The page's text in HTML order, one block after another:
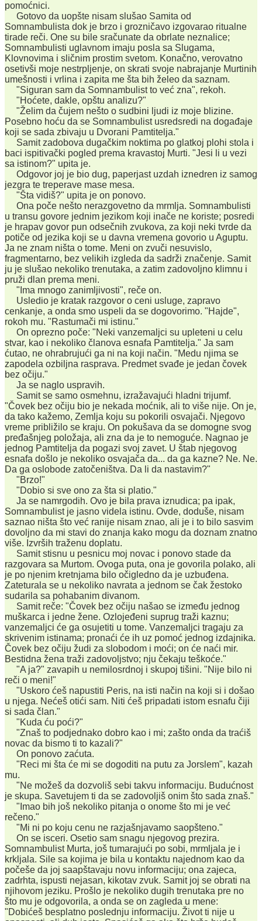
pomoćnici.
Gotovo da uopšte nisam slušao Samita od
Somnambulista dok je brzo i grozničavo izgovarao ritualne
tirade reči. One su bile sračunate da obrlate neznalice;
Somnambulisti uglavnom imaju posla sa Slugama,
Klovnovima i sličnim prostim svetom. Konačno, verovatno
osetivši moje nestrpljenje, on skrati svoje nabrajanje Murtinih
umešnosti i vrlina i zapita me šta bih želeo da saznam.
"Siguran sam da Somnambulist to već zna", rekoh.
"Hoćete, dakle, opštu analizu?"
"Želim da čujem nešto o sudbini ljudi iz moje blizine.
Posebno hoću da se Somnambulist usredsredi na događaje
koji se sada zbivaju u Dvorani Pamtitelja."
Samit zadobova dugačkim noktima po glatkoj plohi stola i
baci ispitivački pogled prema kravastoj Murti. "Jesi li u vezi
sa istinom?" upita je.
Odgovor joj je bio dug, paperjast uzdah iznedren iz samog
jezgra te treperave mase mesa.
"Šta vidiš?" upita je on ponovo.
Ona poče nešto nerazgovetno da mrmlja. Somnambulisti
u transu govore jednim jezikom koji inače ne koriste; posredi
je hrapav govor pun odsečnih zvukova, za koji neki tvrde da
potiče od jezika koji se u davna vremena govorio u Aguptu.
Ja ne znam ništa o tome. Meni on zvuči nesuvislo,
fragmentarno, bez velikih izgleda da sadrži značenje. Samit
ju je slušao nekoliko trenutaka, a zatim zadovoljno klimnu i
pruži dlan prema meni.
"Ima mnogo zanimljivosti", reče on.
Usledio je kratak razgovor o ceni usluge, zapravo
cenkanje, a onda smo uspeli da se dogovorimo. "Hajde",
rokoh mu. "Rastumači mi istinu."
On oprezno poče: "Neki vanzemaljci su upleteni u celu
stvar, kao i nekoliko članova esnafa Pamtitelja." Ja sam
ćutao, ne ohrabrujući ga ni na koji način. "Medu njima se
zapodela ozbiljna rasprava. Predmet svađe je jedan čovek
bez očiju."
Ja se naglo uspravih.
Samit se samo osmehnu, izražavajući hladni trijumf.
"Čovek bez očiju bio je nekada moćnik, ali to više nije. On je,
da tako kažemo, Zemlja koju su pokorili osvajači. Njegovo
vreme približilo se kraju. On pokušava da se domogne svog
pređašnjeg položaja, ali zna da je to nemoguće. Nagnao je
jednog Pamtitelja da pogazi svoj zavet. U štab njegovog
esnafa došlo je nekoliko osvajača da... da ga kazne? Ne. Ne.
Da ga oslobode zatočeništva. Da li da nastavim?"
"Brzo!"
"Dobio si sve ono za šta si platio."
Ja se namrgodih. Ovo je bila prava iznudica; pa ipak,
Somnambulist je jasno videla istinu. Ovde, doduše, nisam
saznao ništa što već ranije nisam znao, ali je i to bilo sasvim
dovoljno da mi stavi do znanja kako mogu da doznam znatno
više. Izvrših traženu doplatu.
Samit stisnu u pesnicu moj novac i ponovo stade da
razgovara sa Murtom. Ovoga puta, ona je govorila polako, ali
je po njenim kretnjama bilo očigledno da je uzbuđena.
Zateturala se u nekoliko navrata a jednom se čak žestoko
sudarila sa pohabanim divanom.
Samit reče: "Čovek bez očiju našao se između jednog
muškarca i jedne žene. Ozlojeđeni suprug traži kaznu;
vanzemaljci će ga osujetiti u tome. Vanzemaljci tragaju za
skrivenim istinama; pronaći će ih uz pomoć jednog izdajnika.
Čovek bez očiju žudi za slobodom i moći; on će naći mir.
Bestidna žena traži zadovoljstvo; nju čekaju teškoće."
"A ja?" zavapih u nemilosrdnoj i skupoj tišini. "Nije bilo ni
reči o meni!"
"Uskoro ćeš napustiti Peris, na isti način na koji si i došao
u njega. Nećeš otići sam. Niti ćeš pripadati istom esnafu čiji
si sada član."
"Kuda ću poći?"
"Znaš to podjednako dobro kao i mi; zašto onda da traćiš
novac da bismo ti to kazali?"
On ponovo zaćuta.
"Reci mi šta će mi se dogoditi na putu za Jorslem", kazah
mu.
"Ne možeš da dozvoliš sebi takvu informaciju. Budućnost
je skupa. Savetujem ti da se zadovoljiš onim što sada znaš."
"Imao bih još nekoliko pitanja o onome što mi je već
rečeno."
"Mi ni po koju cenu ne razjašnjavamo saopšteno."
On se isceri. Osetio sam snagu njegovog prezira.
Somnambulist Murta, još tumarajući po sobi, mrmljala je i
krkljala. Sile sa kojima je bila u kontaktu najednom kao da
počeše da joj saapštavaju novu informaciju; ona zajeca,
zadrhta, ispusti nejasan, kikotav zvuk. Samit joj se obrati na
njihovom jeziku. Prošlo je nekoliko dugih trenutaka pre no
što mu je odgovorila, a onda se on zagleda u mene:
"Dobićeš besplatno poslednju informaciju. Život ti nije u